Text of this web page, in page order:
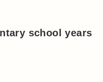
school years